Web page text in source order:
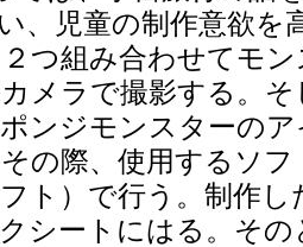
、児童の制作意欲を
つ組み合わせてモ
メラで撮影する。
ンジモンスターの
の際、使用するソ
フト）で行う。制作
シートにはる。そ